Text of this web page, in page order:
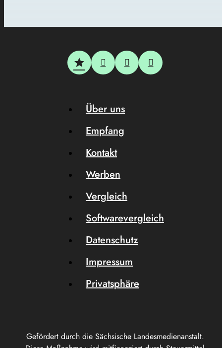
Gefördert durch die Sächsische Landesmedienanstalt.
Über uns
Empfang
Kontakt
Werben
Vergleich
Softwarevergleich
Datenschutz
Impressum
Privatsphäre